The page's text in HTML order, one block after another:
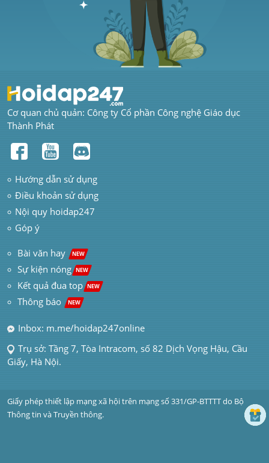
Cơ quan chủ quản: Công ty Cổ phần Công nghệ Giáo dục
Thành Phát
Hướng dẫn sử dụng
Điều khoản sử dụng
Nội quy hoidap247
Góp ý
Bài văn hay NEW
Sự kiện nóng NEW
Kết quả đua top NEW
Thông báo NEW
Inbox: m.me/hoidap247online
Trụ sở: Tầng 7, Tòa Intracom, số 82 Dịch Vọng Hậu, Cầu
Giấy, Hà Nội.
Giấy phép thiết lập mạng xã hội trên mạng số 331/GP-BTTTT do Bộ
Thông tin và Truyền thông.